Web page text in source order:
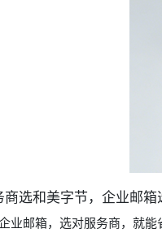
商选和美字节，企业邮箱
业邮箱，选对服务商，就